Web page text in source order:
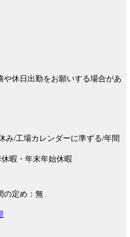
休日出勤をお願いする場合があ
み/工場カレンダーに準ずる/年間
暇・年末年始休暇
の定め：無